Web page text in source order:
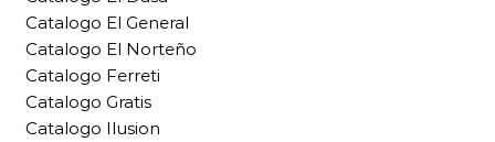
Catalogo El General
Catalogo El Norteño
Catalogo Ferreti
Catalogo Gratis
Catalogo Ilusion